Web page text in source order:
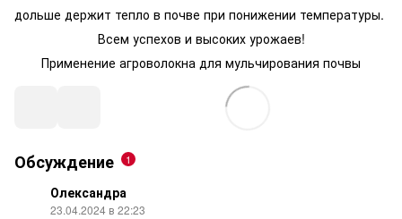
дольше держит тепло в почве при понижении температуры.
Всем успехов и высоких урожаев!
Применение агроволокна для мульчирования почвы
Обсуждение 1
Олександра
23.04.2024 в 22:23